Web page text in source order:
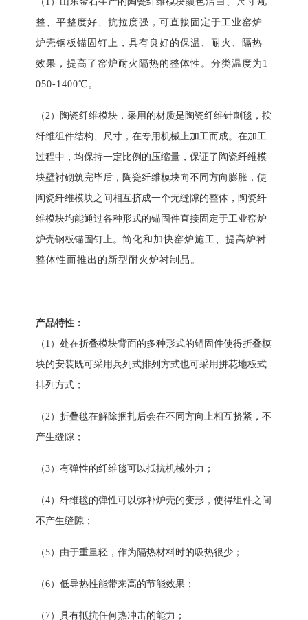
整、 平整度好、抗拉度强 ， 可直接固定于工业窑炉
炉壳钢板锚固钉上，具有良好的保温、 耐火 、
隔热
效果，提高了窑炉耐火隔热的整体性。分类温度为 1
050-1400℃。
（2） 陶瓷纤维模块， 采用的材质是 陶瓷纤维针刺毯，按
纤维组件结构、尺寸，在专用机械上加工而成。在加工
过程中，均保持一定比例的压缩量，保证了 陶瓷纤维模
块壁衬砌筑完毕后，陶瓷纤维模块向不同方向膨胀，使
陶瓷纤维模块之间相互挤成一个无缝隙的整体，陶瓷纤
维模块均能通过各种形式的锚固件直接固定于工业窑炉
炉壳钢板锚固钉上。 简化和加快窑炉施工、提高炉衬
整体性而推出的新型耐火炉衬制品。
产品特性：
（ 1）处在折叠模块背面的多种形式的锚固件使得折叠模
块的安装既可采用兵列式排列方式也可采用拼花地板式
排列方式；
（2）折叠毯在解除捆扎后会在不同方向上相互挤紧，不
产生缝隙；
（3）有弹性的纤维毯可以抵抗机械外力；
（4）纤维毯的弹性可以弥补炉壳的变形，使得组件之间
不产生缝隙；
（5）由于重量轻，作为隔热材料时的吸热很少；
（6）低导热性能带来高的节能效果；
（ 7）具有抵抗任何热冲击的能力；